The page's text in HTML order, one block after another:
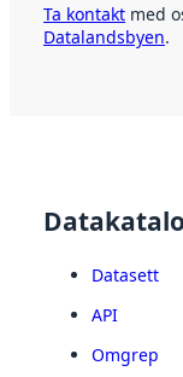
Ta kontakt med
Datalandsbyen.
Datasett
API
Omgrep